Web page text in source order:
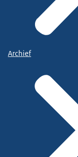
Archief